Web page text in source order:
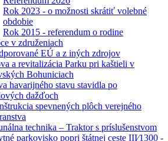
Rok 2023 - o možnosti skrátiť volebné
obdobie
Rok 2015 - referendum o rodine
v združeniach
EÚ a z iných zdrojov
a revitalizácia Parku pri kaštieli v
Bohuniciach
havarijného stavu stavidla po
dažďoch
spevnených plôch verejného
technika – Traktor s príslušenstvom
parkovisko popri štátnej ceste III⁄1300 -